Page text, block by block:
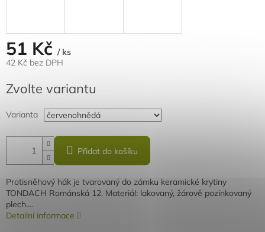
51 Kč / ks
42 Kč bez DPH
cena:
Zvolte variantu
Varianta
Přidat do košíku
Protisněhový hák je tvarovaný do zámku keramické krytiny
TONDACH Románská 12. Materiál: lakovaný, žárově pozinkovaný
plech....
Detailní informace